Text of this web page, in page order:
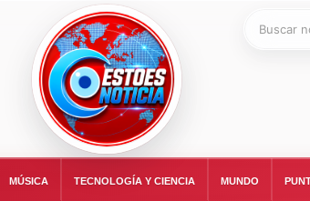
ESTOESNOTICIA|NOTICIAS
Buscar:
MÚSICA TECNOLOGÍA Y CIENCIA MUNDO